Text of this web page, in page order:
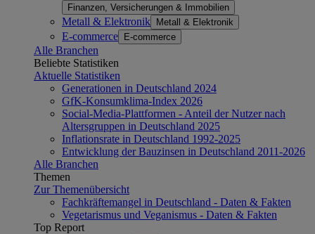
Finanzen, Versicherungen & Immobilien
Metall & Elektronik Metall & Elektronik
E-commerce E-commerce
Alle Branchen
Beliebte Statistiken
Aktuelle Statistiken
Generationen in Deutschland 2024
GfK-Konsumklima-Index 2026
Social-Media-Plattformen - Anteil der Nutzer nach
Altersgruppen in Deutschland 2025
Inflationsrate in Deutschland 1992-2025
Entwicklung der Bauzinsen in Deutschland 2011-2026
Alle Branchen
Themen
Zur Themenübersicht
Fachkräftemangel in Deutschland - Daten & Fakten
Vegetarismus und Veganismus - Daten & Fakten
Top Report